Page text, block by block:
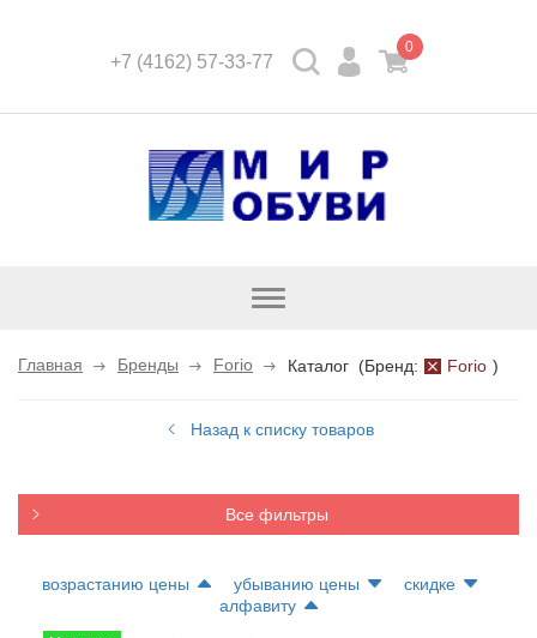
+7 (4162) 57-33-77
0
Открыть
Главная Бренды Forio Каталог (Бренд: Forio )
Назад к списку товаров
Все фильтры
возрастанию цены убыванию цены
скидке
алфавиту